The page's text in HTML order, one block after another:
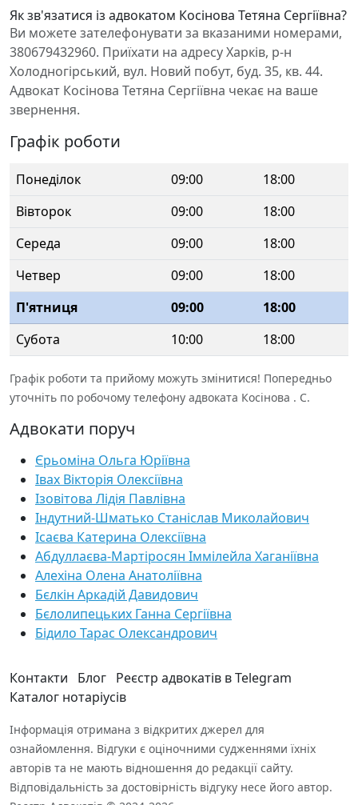
Як зв'язатися із адвокатом Косінова Тетяна Сергіївна?
Ви можете зателефонувати за вказаними номерами,
380679432960. Приїхати на адресу Харків, р-н
Холодногірський, вул. Новий побут, буд. 35, кв. 44.
Адвокат Косінова Тетяна Сергіївна чекає на ваше
звернення.
Графік роботи
Понеділок 09:00
18:00
Вівторок
09:00
18:00
Середа
09:00
18:00
Четвер
09:00
18:00
П'ятниця
09:00
18:00
Субота
10:00 18:00
Графік роботи та прийому можуть змінитися! Попередньо
уточніть по робочому телефону адвоката Косінова . С.
Адвокати поруч
Єрьоміна Ольга Юріївна
Івах Вікторія Олексіївна
Ізовітова Лідія Павлівна
Індутний-Шматько Станіслав Миколайович
Ісаєва Катерина Олексіївна
Абдуллаєва-Мартіросян Іммілейла Хаганіївна
Алехіна Олена Анатоліївна
Бєлкін Аркадій Давидович
Бєлолипецьких Ганна Сергіївна
Бідило Тарас Олександрович
Контакти Блог Реєстр адвокатів в Telegram
Каталог нотаріусів
Інформація отримана з відкритих джерел для
ознайомлення. Відгуки є оціночними судженнями їхніх
авторів та не мають відношення до редакції сайту.
Відповідальність за достовірність відгуку несе його автор.